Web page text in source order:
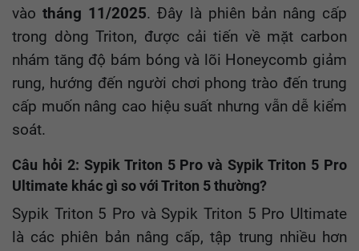
vàotháng 11/2025. Đây là phiên bản nâng cấp
trong dòng Triton, được cải tiến về mặt carbon
nhám tăng độ bám bóng và lõi Honeycomb giảm
rung, hướng đến người chơi phong trào đến trung
cấp muốn nâng cao hiệu suất nhưng vẫn dễ kiểm
soát.
Câu hỏi 2: Sypik Triton 5 Pro và Sypik Triton 5 Pro
Ultimate khác gì so với Triton 5 thường?
Sypik Triton 5 Pro và Sypik Triton 5 Pro Ultimate
là các phiên bản nâng cấp, tập trung nhiều hơn